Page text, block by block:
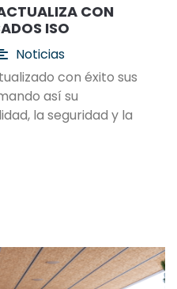
CON
ISO
Noticias
con éxito sus
así su
la seguridad y la